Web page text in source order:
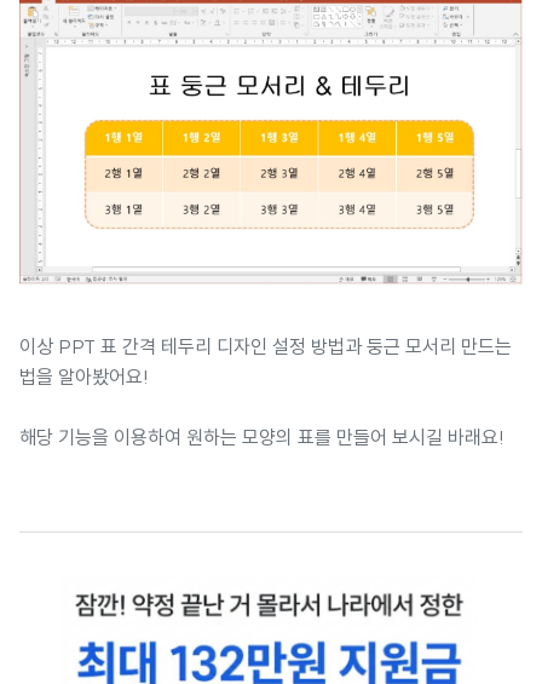
이상 PPT 표 간격 테두리 디자인 설정 방법과 둥근 모서리 만드는
법을 알아봤어요!
해당 기능을 이용하여 원하는 모양의 표를 만들어 보시길 바래요!